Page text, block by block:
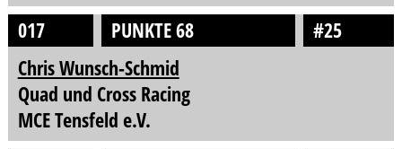
017
PUNKTE 68
#25
Chris Wunsch-Schmid
Quad und Cross Racing
MCE Tensfeld e.V.